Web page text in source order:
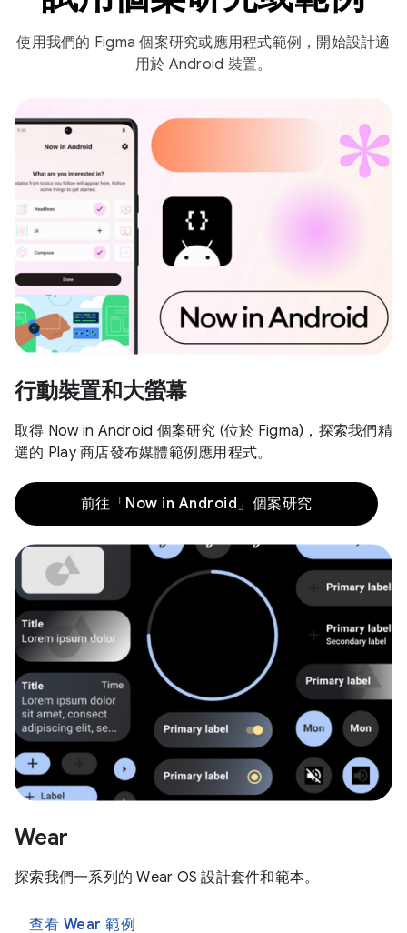
使用我們的 Figma 個案研究或應用程式範例，開始設計適
用於 Android 裝置。
行動裝置和大螢幕
取得 Now in Android 個案研究 (位於 Figma)，探索我們精
選的 Play 商店發布媒體範例應用程式。
前往「Now in Android」個案研究
Wear
探索我們一系列的 Wear OS 設計套件和範本。
查看 Wear 範例